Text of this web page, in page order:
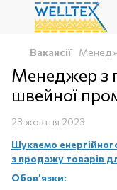
Вакансії
Менеджер з
швейної
23 жовтня 2023
Шукаємо
з продажу товарів
Обов’язки: